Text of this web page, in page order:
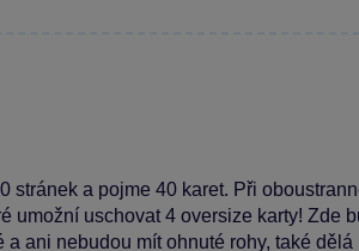
stránek a pojme 40 karet. Při
umožní uschovat 4 oversize karty! Zde
ani nebudou mít ohnuté rohy, také dělá